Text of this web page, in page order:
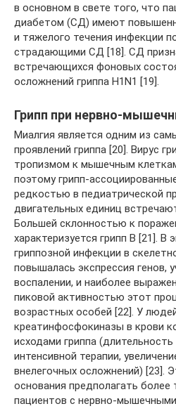
в основном в свете того, что
диабетом (СД) имеют
и тяжелого течения инфекции
страдающими СД [18]. СД
встречающихся фоновых
осложнений гриппа H1N1 [19].
Грипп при нервно-
Миалгия является одним из
проявлений гриппа [20]. Вирус
тропизмом к мышечным
поэтому грипп-
редкостью в педиатрической
двигательных единиц
Большей склонностью к
характеризуется грипп В [21]. В
гриппозной инфекции в
повышалась экспрессия генов,
воспалении, и наиболее
пиковой активностью этот
возрастных особей [22]. У
креатинфосфокиназы в крови
исходами гриппа
интенсивной терапии,
внелегочных осложнений) [23].
основания предполагать более
пациентов с нервно-